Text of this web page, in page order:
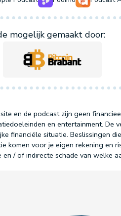
mogelijk gemaakt door:
en de podcast zijn geen
en entertainment. De
financiële situatie. Beslissingen
komen voor je eigen rekening en
/ of indirecte schade van welke